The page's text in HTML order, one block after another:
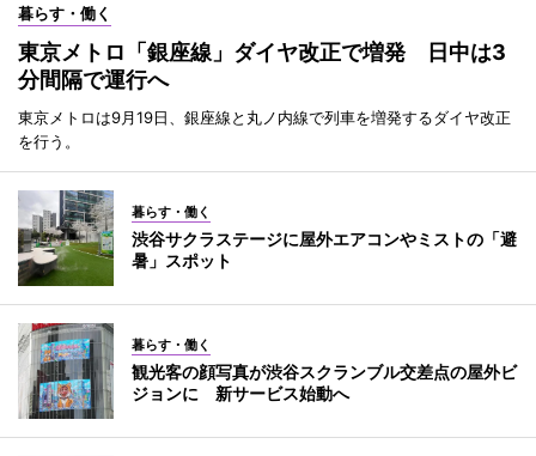
暮らす・働く
東京メトロ「銀座線」ダイヤ改正で増発 日中は3
分間隔で運行へ
東京メトロは9月19日、銀座線と丸ノ内線で列車を増発するダイヤ改正
を行う。
暮らす・働く
渋谷サクラステージに屋外エアコンやミストの「避
暑」スポット
暮らす・働く
観光客の顔写真が渋谷スクランブル交差点の屋外ビ
ジョンに 新サービス始動へ